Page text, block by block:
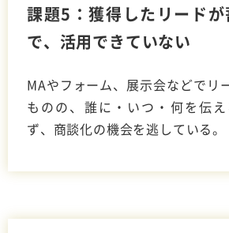
課題5：獲得したリード
で、活用できていない
MAやフォーム、展示会などでリ
ものの、誰に・いつ・何を伝
ず、商談化の機会を逃している。